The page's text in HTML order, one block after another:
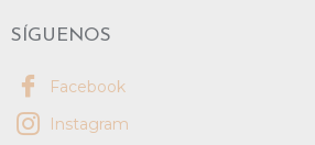
SÍGUENOS
Facebook
Instagram